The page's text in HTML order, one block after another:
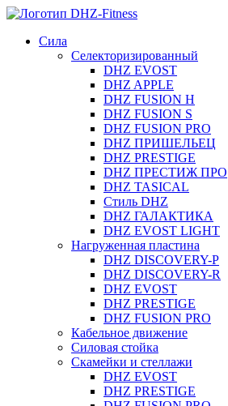
Сила
Селекторизированный
DHZ EVOST
DHZ APPLE
DHZ FUSION H
DHZ FUSION S
DHZ FUSION PRO
DHZ ПРИШЕЛЬЕЦ
DHZ PRESTIGE
DHZ ПРЕСТИЖ ПРО
DHZ TASICAL
Стиль DHZ
DHZ ГАЛАКТИКА
DHZ EVOST LIGHT
Нагруженная пластина
DHZ DISCOVERY-P
DHZ DISCOVERY-R
DHZ EVOST
DHZ PRESTIGE
DHZ FUSION PRO
Кабельное движение
Силовая стойка
Скамейки и стеллажи
DHZ EVOST
DHZ PRESTIGE